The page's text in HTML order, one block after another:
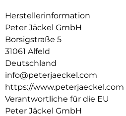
Herstellerinformation
Peter Jäckel GmbH
Borsigstraße 5
31061 Alfeld
Deutschland
info@peterjaeckel.com
https://www.peterjaeckel.com
Verantwortliche für die EU
Peter Jäckel GmbH